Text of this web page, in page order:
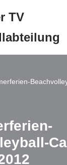
TV